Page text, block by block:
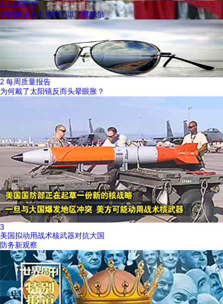
1 共同关注
伊朗展示被击落的美以飞机残骸
2 每周质量报告
为何戴了太阳镜反而头晕眼胀？
3
美国拟动用战术核武器对抗大国
防务新观察